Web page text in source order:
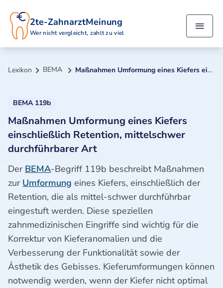
2te-ZahnarztMeinung
Wer nicht vergleicht, zahlt zu viel
Lexikon BEMA Maßnahmen Umformung eines Kiefers einschließlich Retention, mittelschwer durchführbarer Art
BEMA 119b
Maßnahmen Umformung eines Kiefers
einschließlich Retention, mittelschwer
durchführbarer Art
Der BEMA-Begriff 119b beschreibt Maßnahmen
zur Umformung eines Kiefers, einschließlich der
Retention, die als mittel-schwer durchführbar
eingestuft werden. Diese speziellen
zahnmedizinischen Eingriffe sind wichtig für die
Korrektur von Kieferanomalien und die
Verbesserung der Funktionalität sowie der
Ästhetik des Gebisses. Kieferumformungen können
notwendig werden, wenn der Kiefer nicht optimal